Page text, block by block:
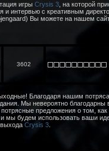
игры Crysis 3 , на которой
и интервью с креативным
Вы можете на нашем
3602
Благодаря нашим
Мы невероятно благодарны
предложения о том,
мы будем использовать ваши
Crysis 3